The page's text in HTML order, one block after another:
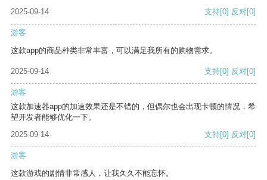
2025-09-14
支持[0] 反对[0]
游客
这款app的商品种类非常丰富，可以满足我所有的购物需求。
2025-09-14 支持[0] 反对[0]
游客
这款加速器app的加速效果还是不错的，但偶尔也会出现卡顿的情况，希
望开发者能够优化一下。
2025-09-14
支持[0] 反对[0]
游客
这款游戏的剧情非常感人，让我久久不能忘怀。